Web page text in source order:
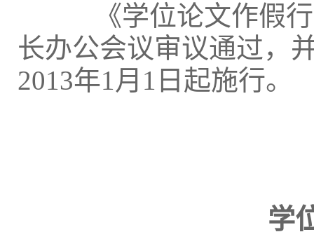
《学位论文作假行
长办公会议审议通过，
2013年1月1日起施行。
学